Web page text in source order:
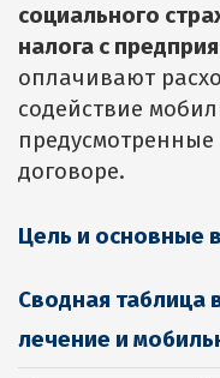
социального
налога с
оплачивают
содействие
договоре.
Цель и основные
Сводная таблица
лечение и